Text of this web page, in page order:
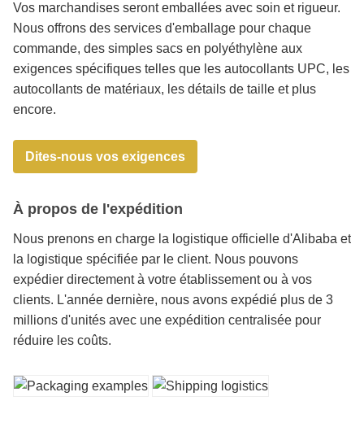
Vos marchandises seront emballées avec soin et rigueur.
Nous offrons des services d'emballage pour chaque
commande, des simples sacs en polyéthylène aux
exigences spécifiques telles que les autocollants UPC, les
autocollants de matériaux, les détails de taille et plus
encore.
Dites-nous vos exigences
À propos de l'expédition
Nous prenons en charge la logistique officielle d'Alibaba et
la logistique spécifiée par le client. Nous pouvons
expédier directement à votre établissement ou à vos
clients. L'année dernière, nous avons expédié plus de 3
millions d'unités avec une expédition centralisée pour
réduire les coûts.